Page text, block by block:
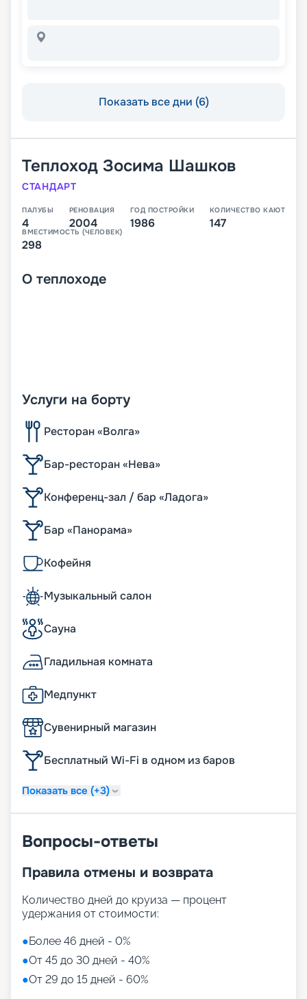
Показать все дни (6)
Теплоход Зосима Шашков
СТАНДАРТ
ПАЛУБЫ
4
РЕНОВАЦИЯ
2004
ГОД ПОСТРОЙКИ
1986
КОЛИЧЕСТВО КАЮТ
147
ВМЕСТИМОСТЬ (ЧЕЛОВЕК)
298
О теплоходе
Услуги на борту
Ресторан «Волга»
Бар-ресторан «Нева»
Конференц-зал / бар «Ладога»
Бар «Панорама»
Кофейня
Музыкальный салон
Сауна
Гладильная комната
Медпункт
Сувенирный магазин
Бесплатный Wi-Fi в одном из баров
Показать все (+3)
Вопросы-ответы
Правила отмены и возврата
Количество дней до круиза — процент
удержания от стоимости:
●Более 46 дней - 0%
●От 45 до 30 дней - 40%
●От 29 до 15 дней - 60%